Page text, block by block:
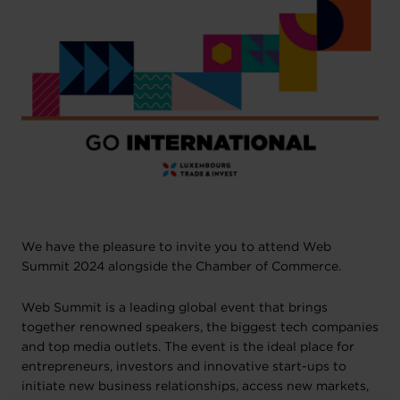
We have the pleasure to invite you to attend Web
Summit 2024 alongside the Chamber of Commerce.
Web Summit is a leading global event that brings
together renowned speakers, the biggest tech companies
and top media outlets. The event is the ideal place for
entrepreneurs, investors and innovative start-ups to
initiate new business relationships, access new markets,